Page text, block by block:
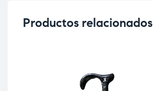
Productos relacionados